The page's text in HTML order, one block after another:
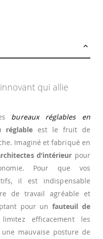
qui allie
bureaux réglables en
réglable est le fruit de
Imaginé et fabriqué en
d’intérieur pour
Pour que vos
il est indispensable
de travail agréable et
pour un fauteuil de
efficacement les
mauvaise posture de